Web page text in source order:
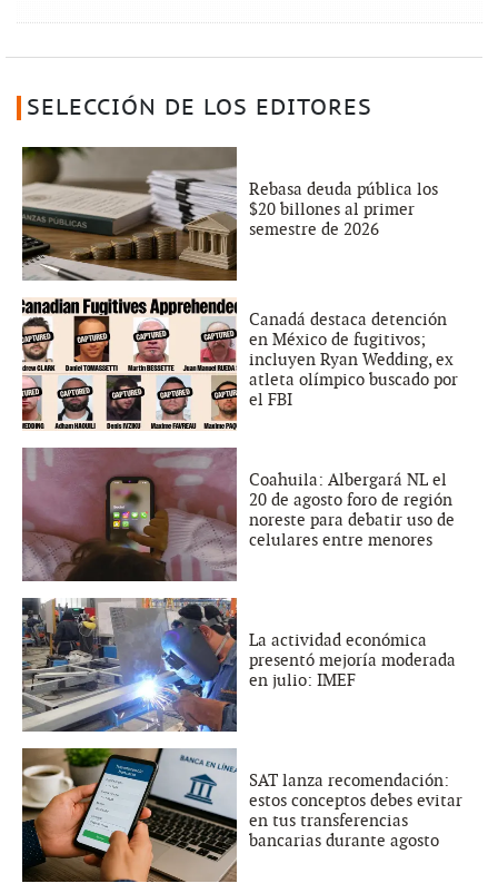
SELECCIÓN DE LOS EDITORES
Rebasa deuda pública los
$20 billones al primer
semestre de 2026
Canadá destaca detención
en México de fugitivos;
incluyen Ryan Wedding, ex
atleta olímpico buscado por
el FBI
Coahuila: Albergará NL el
20 de agosto foro de región
noreste para debatir uso de
celulares entre menores
La actividad económica
presentó mejoría moderada
en julio: IMEF
SAT lanza recomendación:
estos conceptos debes evitar
en tus transferencias
bancarias durante agosto